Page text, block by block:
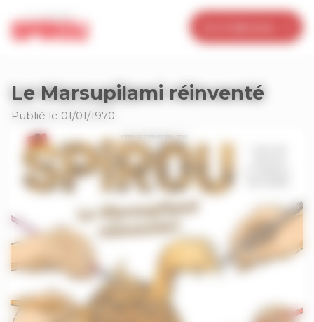
Le Marsupilami réinventé
Publié le 01/01/1970